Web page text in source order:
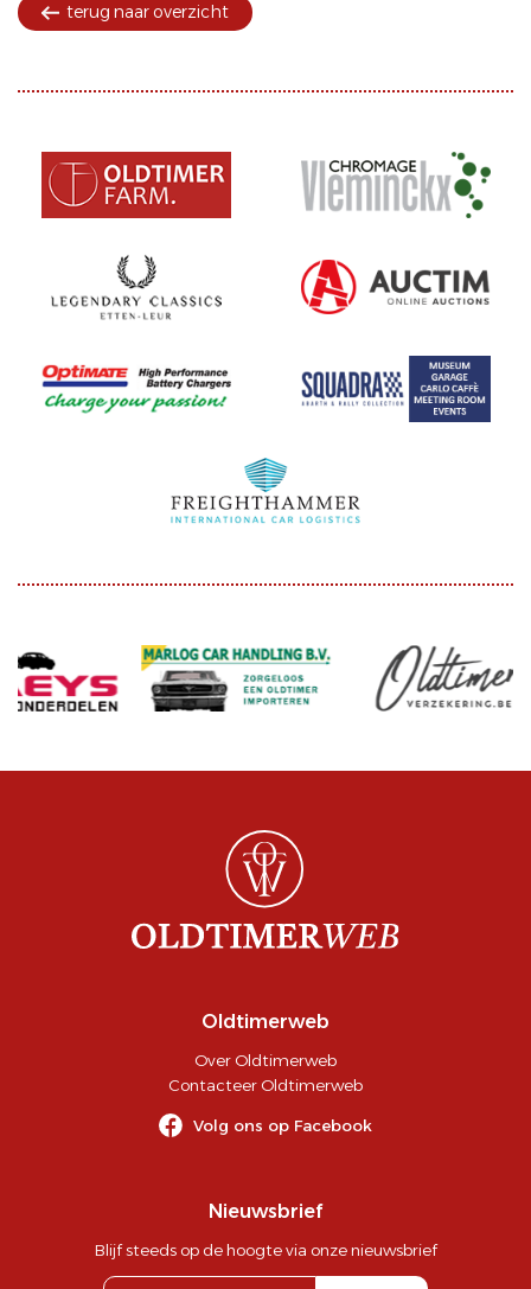
terug naar overzicht
Oldtimerweb
Over Oldtimerweb
Contacteer Oldtimerweb
Volg ons op Facebook
Nieuwsbrief
Blijf steeds op de hoogte via onze nieuwsbrief